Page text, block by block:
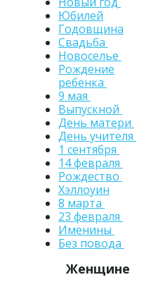
Юбилей
Годовщина
Свадьба
Новоселье
Рождение
ребенка
9 мая
Выпускной
День матери
День учителя
1 сентября
14 февраля
Рождество
Хэллоуин
8 марта
23 февраля
Именины
Без повода
Женщине